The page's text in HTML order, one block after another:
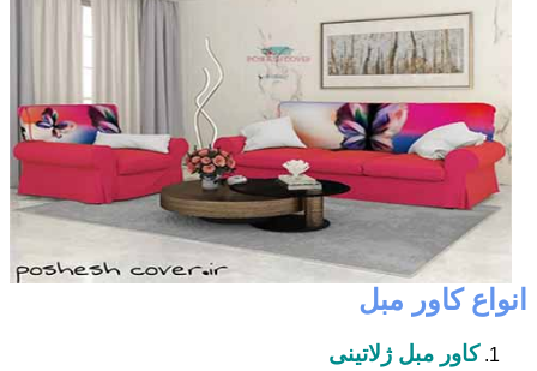
انواع کاور مبل
کاور مبل ژلاتینی